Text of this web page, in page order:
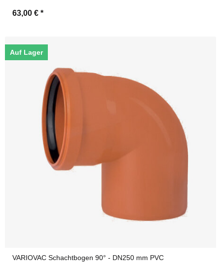
63,00 € *
Auf Lager
VARIOVAC Schachtbogen 90° - DN250 mm PVC